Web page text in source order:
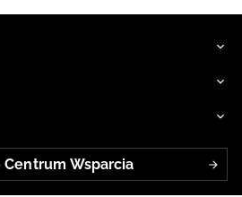
Centrum Wsparcia